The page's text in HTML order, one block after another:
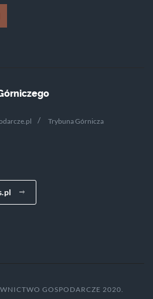
Trybuna Górnicza
GOSPODARCZE 2020.